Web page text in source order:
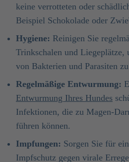
keine verrotteten oder
Beispiel Schokolade oder
Hygiene: Reinigen Sie
Trinkschalen und Liegeplätze,
von Bakterien und Parasiten
Regelmäßige Entwurmung:
Entwurmung Ihres Hundes
Infektionen, die zu Magen-
führen können.
Impfungen: Sorgen Sie für
Impfschutz gegen virale